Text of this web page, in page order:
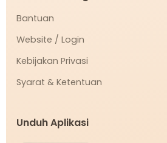
Bantuan
Website / Login
Kebijakan Privasi
Syarat & Ketentuan
Unduh Aplikasi